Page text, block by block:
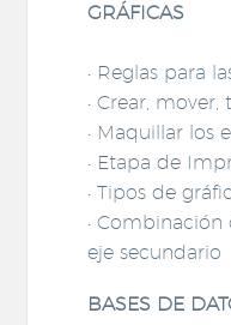
GRÁFICAS
• Reglas para
• Crear, mover,
• Maquillar los
• Etapa de
• Tipos de
• Combinación
eje secundario
BASES DE